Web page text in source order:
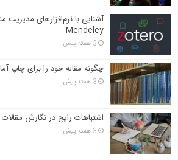
Mendeley
3 هفته پیش
چگونه مقاله خود را برای چاپ
3 هفته پیش
اشتباهات رایج در نگارش
3 هفته پیش